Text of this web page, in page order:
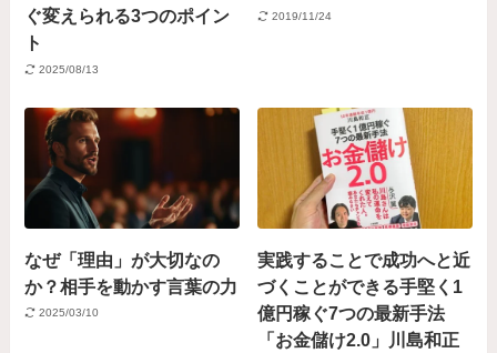
ぐ変えられる3つのポイン
ト
2025/08/13
2019/11/24
なぜ「理由」が大切なの
か？相手を動かす言葉の力
2025/03/10
実践することで成功へと近
づくことができる手堅く1
億円稼ぐ7つの最新手法
「お金儲け2.0」川島和正